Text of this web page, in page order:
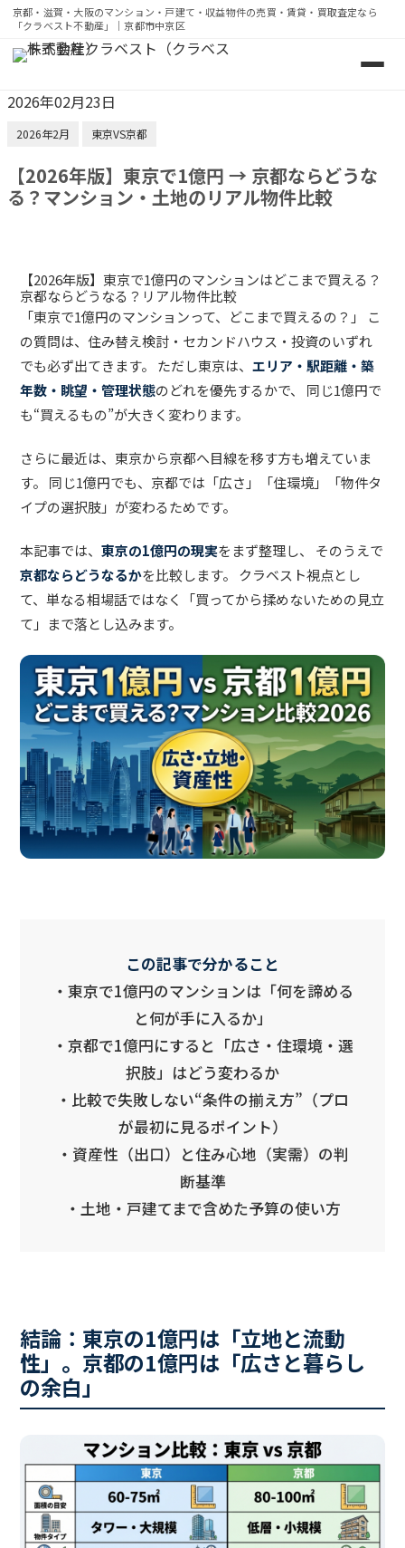
京都・滋賀・大阪のマンション・戸建て・収益物件の売買・賃貸・買取査定なら
「クラベスト不動産」｜京都市中京区
京都・滋賀・大阪のマンション・戸建て・収益物件の売
2026年02月23日
2026年2月 東京VS京都
【2026年版】東京で1億円 → 京都ならどうな
る？マンション・土地のリアル物件比較
【2026年版】東京で1億円のマンションはどこまで買える？
京都ならどうなる？リアル物件比較
「東京で1億円のマンションって、どこまで買えるの？」 こ
の質問は、住み替え検討・セカンドハウス・投資のいずれ
でも必ず出てきます。 ただし東京は、エリア・駅距離・築
年数・眺望・管理状態のどれを優先するかで、 同じ1億円で
も“買えるもの”が大きく変わります。
さらに最近は、東京から京都へ目線を移す方も増えていま
す。 同じ1億円でも、京都では「広さ」「住環境」「物件タ
イプの選択肢」が変わるためです。
本記事では、東京の1億円の現実をまず整理し、 そのうえで
京都ならどうなるかを比較します。 クラベスト視点とし
て、単なる相場話ではなく「買ってから揉めないための見立
て」まで落とし込みます。
この記事で分かること
・東京で1億円のマンションは「何を諦める
と何が手に入るか」
・京都で1億円にすると「広さ・住環境・選
択肢」はどう変わるか
・比較で失敗しない“条件の揃え方”（プロ
が最初に見るポイント）
・資産性（出口）と住み心地（実需）の判
断基準
・土地・戸建てまで含めた予算の使い方
結論：東京の1億円は「立地と流動
性」。京都の1億円は「広さと暮らし
の余白」